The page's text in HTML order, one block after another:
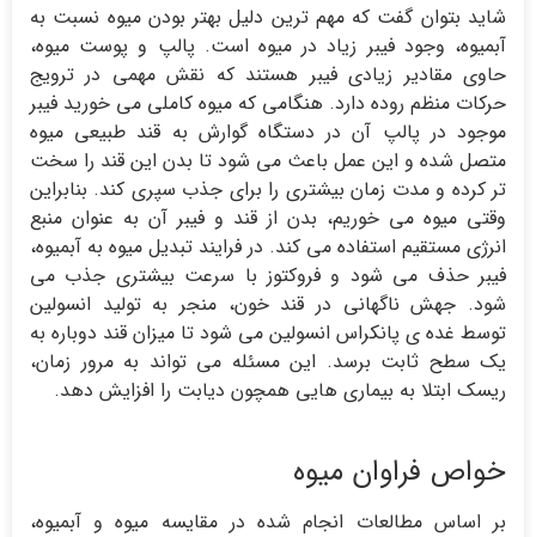
شاید بتوان گفت که مهم ترین دلیل بهتر بودن میوه نسبت به
آبمیوه، وجود فیبر زیاد در میوه است. پالپ و پوست میوه،
حاوی مقادیر زیادی فیبر هستند که نقش مهمی در ترویج
حرکات منظم روده دارد. هنگامی که میوه کاملی می خورید فیبر
موجود در پالپ آن در دستگاه گوارش به قند طبیعی میوه
متصل شده و این عمل باعث می شود تا بدن این قند را سخت
تر کرده و مدت زمان بیشتری را برای جذب سپری کند. بنابراین
وقتی میوه می خوریم، بدن از قند و فیبر آن به عنوان منبع
انرژی مستقیم استفاده می کند. در فرایند تبدیل میوه به آبمیوه،
فیبر حذف می شود و فروکتوز با سرعت بیشتری جذب می
شود. جهش ناگهانی در قند خون، منجر به تولید انسولین
توسط غده ی پانکراس انسولین می شود تا میزان قند دوباره به
یک سطح ثابت برسد. این مسئله می تواند به مرور زمان،
ریسک ابتلا به بیماری هایی همچون دیابت را افزایش دهد.
خواص فراوان میوه
بر اساس مطالعات انجام شده در مقایسه میوه و آبمیوه،